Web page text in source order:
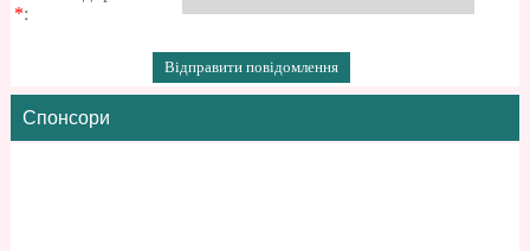
*:
Спонсори